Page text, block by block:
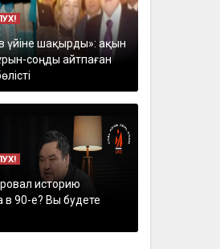
үйіне шақырды»: ақын
соңды айтпаған
историю
в 90-е? Вы будете